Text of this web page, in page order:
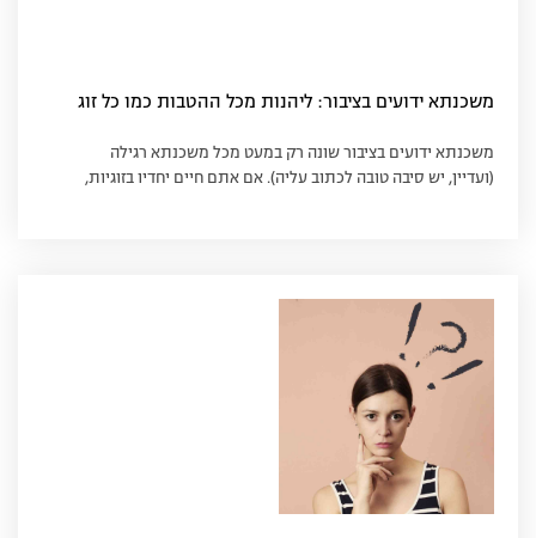
משכנתא ידועים בציבור: ליהנות מכל ההטבות כמו כל זוג
משכנתא ידועים בציבור שונה רק במעט מכל משכנתא רגילה
(ועדיין, יש סיבה טובה לכתוב עליה). אם אתם חיים יחדיו בזוגיות,